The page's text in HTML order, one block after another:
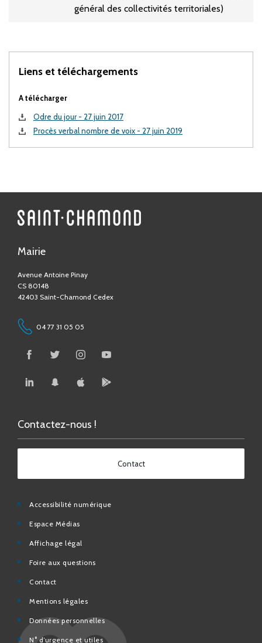
général des collectivités territoriales)
Liens et téléchargements
A télécharger
Odre du jour - 27 juin 2017
Procès verbal nombre de voix - 27 juin 2019
Mairie
Avenue Antoine Pinay
CS 80148
42403 Saint-Chamond Cedex
04 77 31 05 05
Contactez-nous !
Contact
Accessibilité numérique
Espace Médias
Affichage légal
Foire aux questions
Contact
Mentions légales
Données personnelles
N° d’urgence et utiles